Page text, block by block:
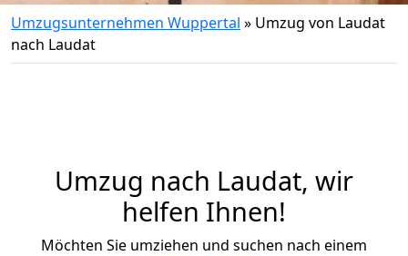
Umzugsunternehmen Wuppertal » Umzug von Laudat
nach Laudat
Umzug nach Laudat, wir
helfen Ihnen!
Möchten Sie umziehen und suchen nach einem